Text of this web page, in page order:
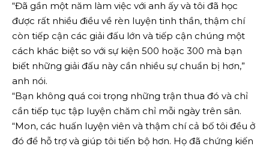
“Đã gần một năm làm việc với anh ấy và tôi đã học
được rất nhiều điều về rèn luyện tinh thần, thậm chí
còn tiếp cận các giải đấu lớn và tiếp cận chúng một
cách khác biệt so với sự kiện 500 hoặc 300 mà bạn
biết những giải đấu này cần nhiều sự chuẩn bị hơn,”
anh nói.
“Bạn không quá coi trọng những trận thua đó và chỉ
cần tiếp tục tập luyện chăm chỉ mỗi ngày trên sân.
“Mon, các huấn luyện viên và thậm chí cả bố tôi đều ở
đó để hỗ trợ và giúp tôi tiến bộ hơn. Họ đã chứng kiến ​​​​